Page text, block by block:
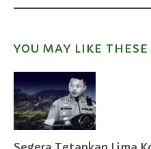
YOU MAY LIKE THESE